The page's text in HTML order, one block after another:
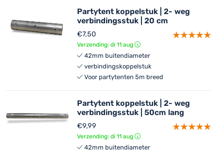
Partytent koppelstuk | 2- weg
verbindingsstuk | 20 cm
€7,50
Verzending: di 11 aug
42mm buitendiameter
verbindingskoppelstuk
Voor partytenten 5m breed
Partytent koppelstuk | 2- weg
verbindingsstuk | 50cm lang
€9,99
Verzending: di 11 aug
42mm buitendiameter